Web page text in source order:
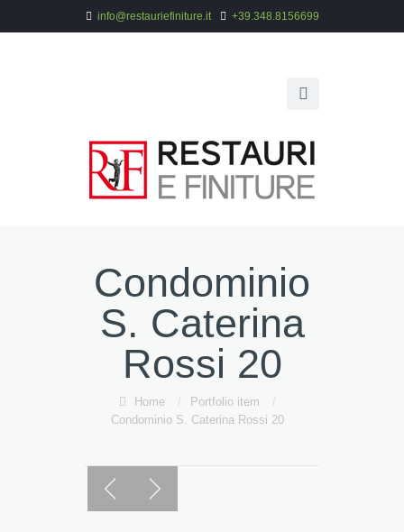
info@restauriefiniture.it +39.348.8156699
Condominio
S. Caterina
Rossi 20
Home / Portfolio item
/
Condominio S. Caterina Rossi 20